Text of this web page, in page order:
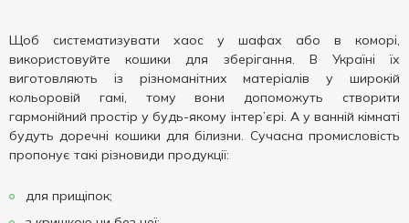
Щоб систематизувати хаос у шафах або в коморі,
використовуйте кошики для зберігання. В Україні їх
виготовляють із різноманітних матеріалів у широкій
кольоровій гамі, тому вони допоможуть створити
гармонійний простір у будь-якому інтер’єрі. А у ванній кімнаті
будуть доречні кошики для білизни. Сучасна промисловість
пропонує такі різновиди продукції:
для прищіпок;